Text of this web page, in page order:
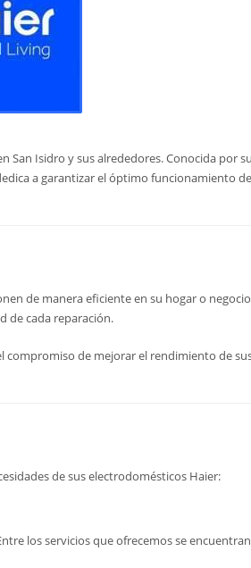
San Isidro y sus alrededores. Conocida por
a garantizar el óptimo funcionamiento
de manera eficiente en su hogar o
de cada reparación.
de mejorar el rendimiento de
de sus electrodomésticos Haier:
los servicios que ofrecemos se